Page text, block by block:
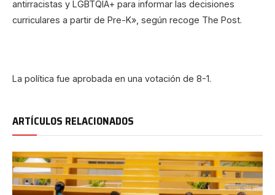
antirracistas y LGBTQIA+ para informar las decisiones
curriculares a partir de Pre-K», según recoge The Post.
La política fue aprobada en una votación de 8-1.
ARTÍCULOS RELACIONADOS